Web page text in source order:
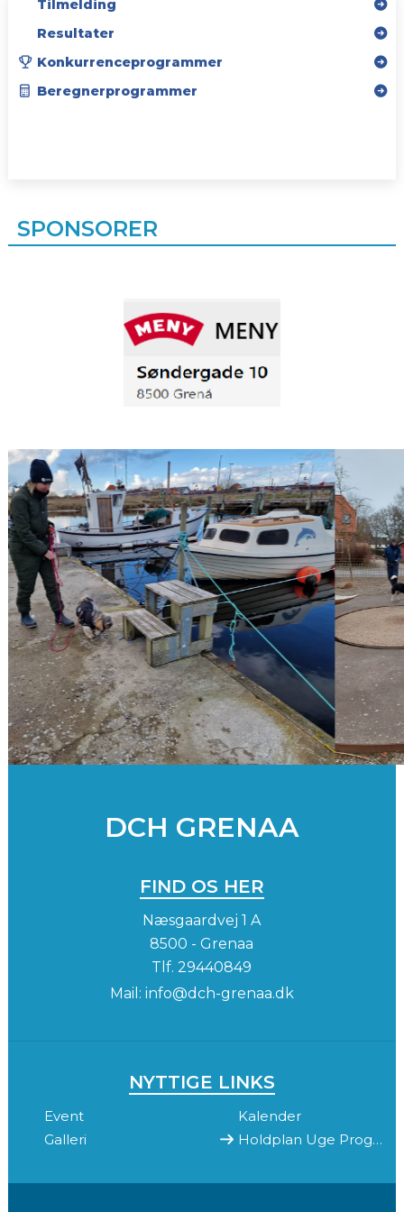
skal gerne foregå præcist og
hurtigt.
Tilmelding
Resultater
Konkurrenceprogrammer
Beregnerprogrammer
SPONSORER
DCH GRENAA
FIND OS HER
Næsgaardvej 1 A
8500 - Grenaa
Tlf.29440849
Mail: info@dch-grenaa.dk
NYTTIGE LINKS
Event
Kalender
Galleri
Holdplan Uge Program